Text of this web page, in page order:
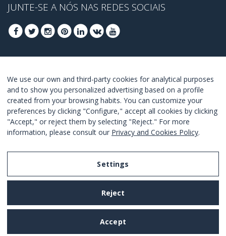
JUNTE-SE A NÓS NAS REDES SOCIAIS
OFERTAS
JUNTE-SE
Estou de acordo com ostermos e as condições.
We use our own and third-party cookies for analytical purposes
and to show you personalized advertising based on a profile
created from your browsing habits. You can customize your
preferences by clicking "Configure," accept all cookies by clicking
"Accept," or reject them by selecting "Reject." For more
information, please consult our Privacy and Cookies Policy.
Settings
Reject
Accept
Legal Notice
Privacy and Cookies Policy
Terms and Conditions of Use
Settings